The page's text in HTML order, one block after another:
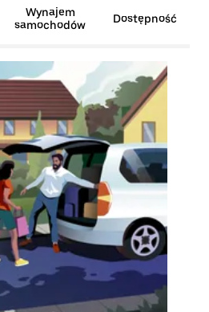
Wynajem
samochodów
Dostępność